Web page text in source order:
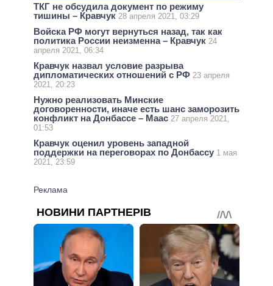
ТКГ не обсудила документ по режиму
тишины – Кравчук 28 апреля 2021, 03:29
Войска РФ могут вернуться назад, так как
политика России неизменна – Кравчук 24
апреля 2021, 06:34
Кравчук назвал условие разрыва
дипломатических отношений с РФ 23 апреля
2021, 20:23
Нужно реализовать Минские
договоренности, иначе есть шанс заморозить
конфликт на Донбассе – Маас 27 апреля 2021,
01:53
Кравчук оценил уровень западной
поддержки на переговорах по Донбассу 1 мая
2021, 23:59